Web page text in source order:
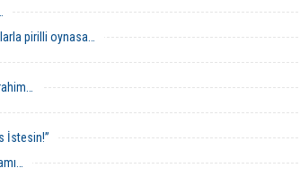
pirilli oynasa…
İstesin!”